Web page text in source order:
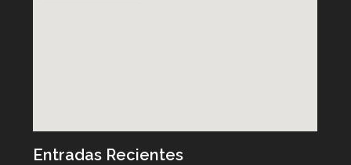
Entradas Recientes